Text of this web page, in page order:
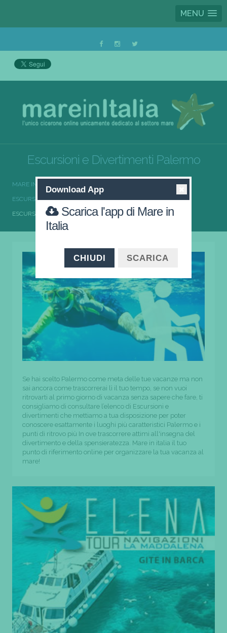
MENU
Escursioni e Divertimenti Palermo
MARE IN ITALIA
ESCURSIONI E DIVERTIMENTI SICILIA
ESCURSIONI E DIVERTIMENTI PALERMO
Se hai scelto Palermo come meta delle tue vacanze ma non
sai ancora come trascorrerai lì il tuo tempo, se non vuoi
ritrovarti al primo giorno di vacanza senza sapere che fare, ti
consigliamo di consultare l’elenco di Escursioni e
divertimenti che mettiamo a tua disposizione per poter
conoscere esattamente i luoghi più caratteristici Palermo e i
punti di ritrovo più In ove trascorrere attimi all'insegna del
divertimento e della spensieratezza. Mare in italia il tuo
punto di riferimento online per organizzare la tua vacanza al
mare!
Download App
Scarica l'app di Mare in
Italia
CHIUDI SCARICA